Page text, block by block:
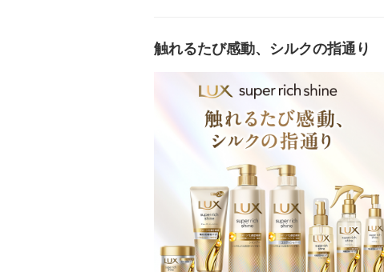
触れるたび感動、シルクの指通り